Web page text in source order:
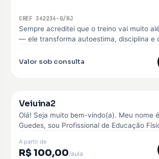
CREF 342234-G/RJ
Sempre acreditei que o treino vai muito
— ele transforma autoestima, disciplina e
Valor sob consulta
Pro
Veiuina2
Olá! Seja muito bem-vindo(a). Meu nome
Guedes, sou Profissional de Educação
A partir de
R$ 100,00/aula